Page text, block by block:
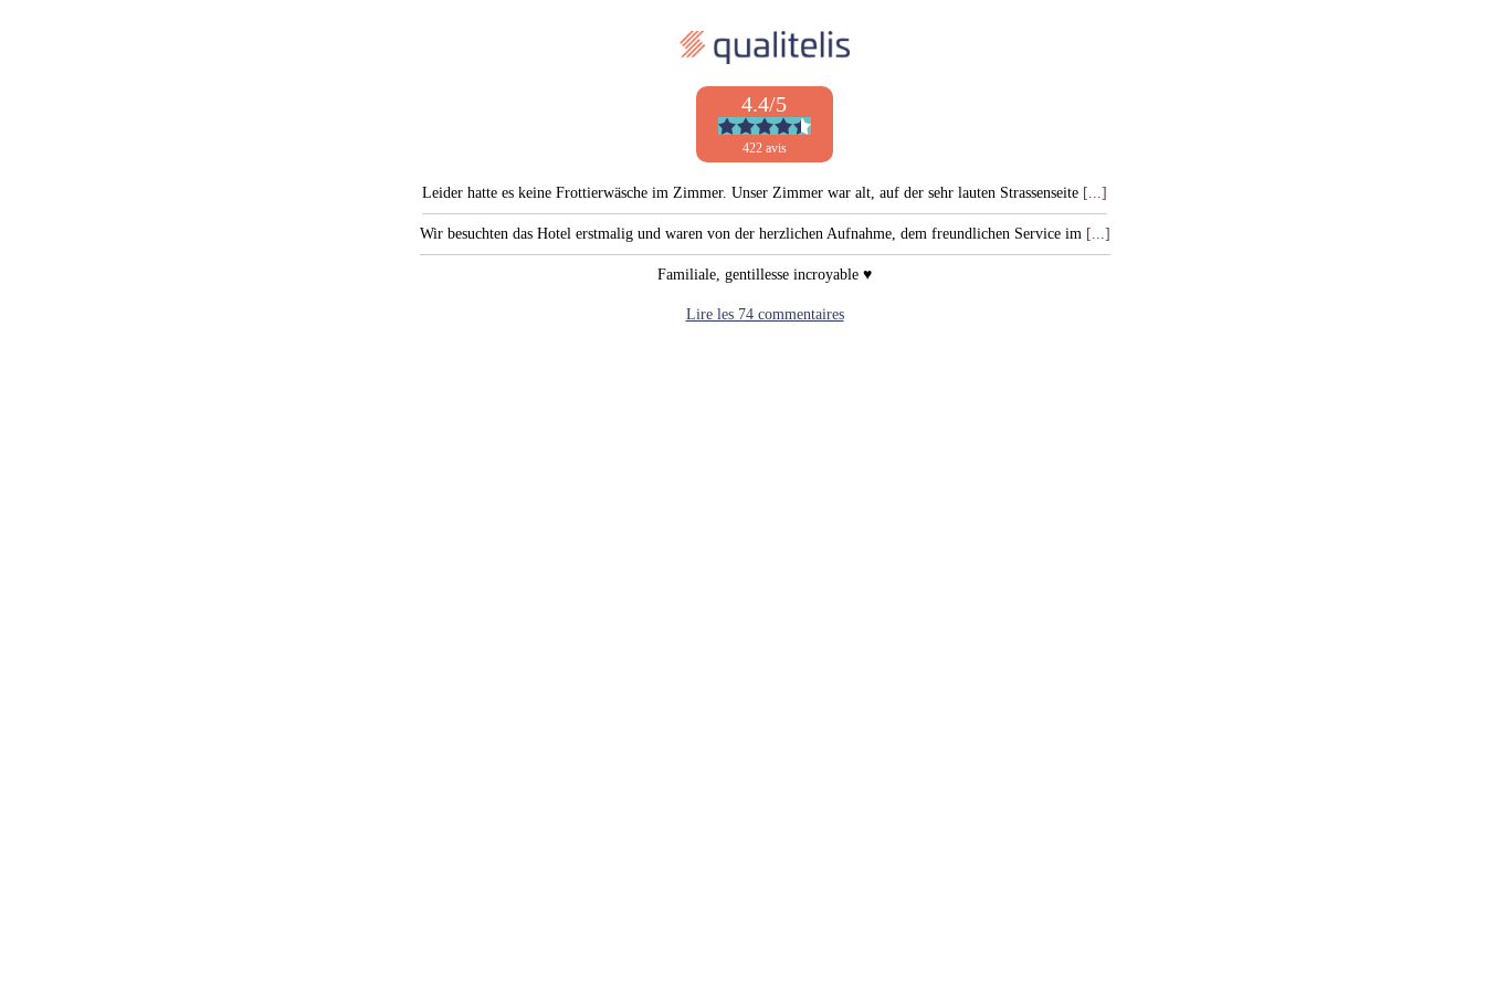
4.4/5
422 avis
Leider hatte es keine Frottierwäsche im Zimmer. Unser Zimmer war alt, auf der sehr lauten Strassenseite [...]
Wir besuchten das Hotel erstmalig und waren von der herzlichen Aufnahme, dem freundlichen Service im [...]
Familiale, gentillesse incroyable ♥️
Lire les 74 commentaires